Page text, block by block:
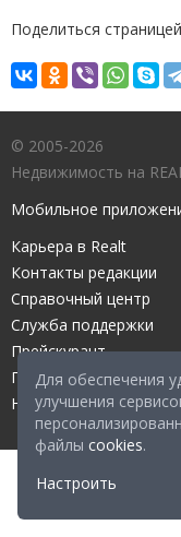
Для обеспечения
улучшения
файлы cookies.
Настроить
Поделиться
© 2005-2026
Недвижимость на
Мобильное
Карьера в Realt
Контакты редакции
Справочный центр
Служба поддержки
Прейскурант
Правовые документы
Настройка файлов